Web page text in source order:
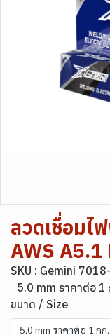
ลวดเชื่อมไ
AWS
SKU : Gemini
5.0 mm ราคาต่อ
ขนาด / Size
5.0 mm ราคาต่อ 1 ก